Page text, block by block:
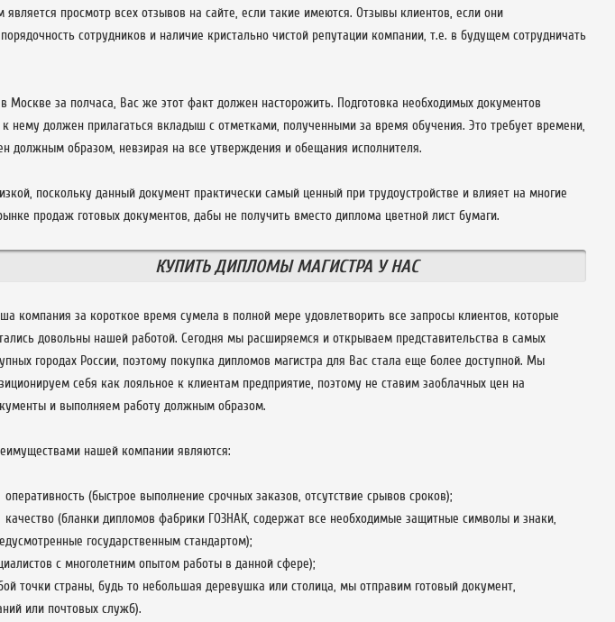
просмотр всех отзывов на сайте, если такие имеются. Отзывы клиентов, если они
сотрудников и наличие кристально чистой репутации компании, т.е. в будущем сотрудничать
за полчаса, Вас же этот факт должен насторожить. Подготовка необходимых документов
нему должен прилагаться вкладыш с отметками, полученными за время обучения. Это требует времени,
должным образом, невзирая на все утверждения и обещания исполнителя.
поскольку данный документ практически самый ценный при трудоустройстве и влияет на многие
продаж готовых документов, дабы не получить вместо диплома цветной лист бумаги.
КУПИТЬ ДИПЛОМЫ МАГИСТРА У НАС
компания за короткое время сумела в полной мере удовлетворить все запросы клиентов, которые
довольны нашей работой. Сегодня мы расширяемся и открываем представительства в самых
городах России, поэтому покупка дипломов магистра для Вас стала еще более доступной. Мы
себя как лояльное к клиентам предприятие, поэтому не ставим заоблачных цен на
и выполняем работу должным образом.
нашей компании являются:
оперативность (быстрое выполнение срочных заказов, отсутствие срывов сроков);
качество (бланки дипломов фабрики ГОЗНАК, содержат все необходимые защитные символы и знаки,
государственным стандартом);
с многолетним опытом работы в данной сфере);
точки страны, будь то небольшая деревушка или столица, мы отправим готовый документ,
или почтовых служб).